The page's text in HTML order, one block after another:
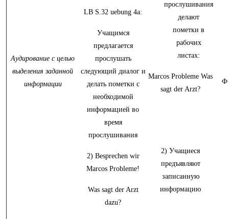
Аудирование с целью
выделения заданной
информации
LB S.32 uebung 4a:
Учащимся
предлагается
прослушать
следующий диалог и
делать пометки с
необходимой
информацией во
время
прослушивания
2) Besprechen wir
Marcos Probleme!
Was sagt der Arzt
dazu?
прослушивания
делают
пометки в
рабочих
листах:
Marcos Probleme Was
sagt der Arzt?
2) Учащиеся
предъявляют
записанную
информацию
Ф